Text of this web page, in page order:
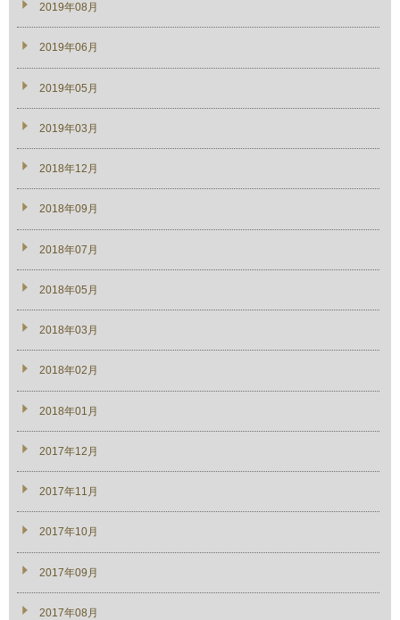
2019年08月
2019年06月
2019年05月
2019年03月
2018年12月
2018年09月
2018年07月
2018年05月
2018年03月
2018年02月
2018年01月
2017年12月
2017年11月
2017年10月
2017年09月
2017年08月